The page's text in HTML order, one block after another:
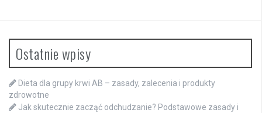
Ostatnie wpisy
Dieta dla grupy krwi AB – zasady, zalecenia i produkty
zdrowotne
Jak skutecznie zacząć odchudzanie? Podstawowe zasady i